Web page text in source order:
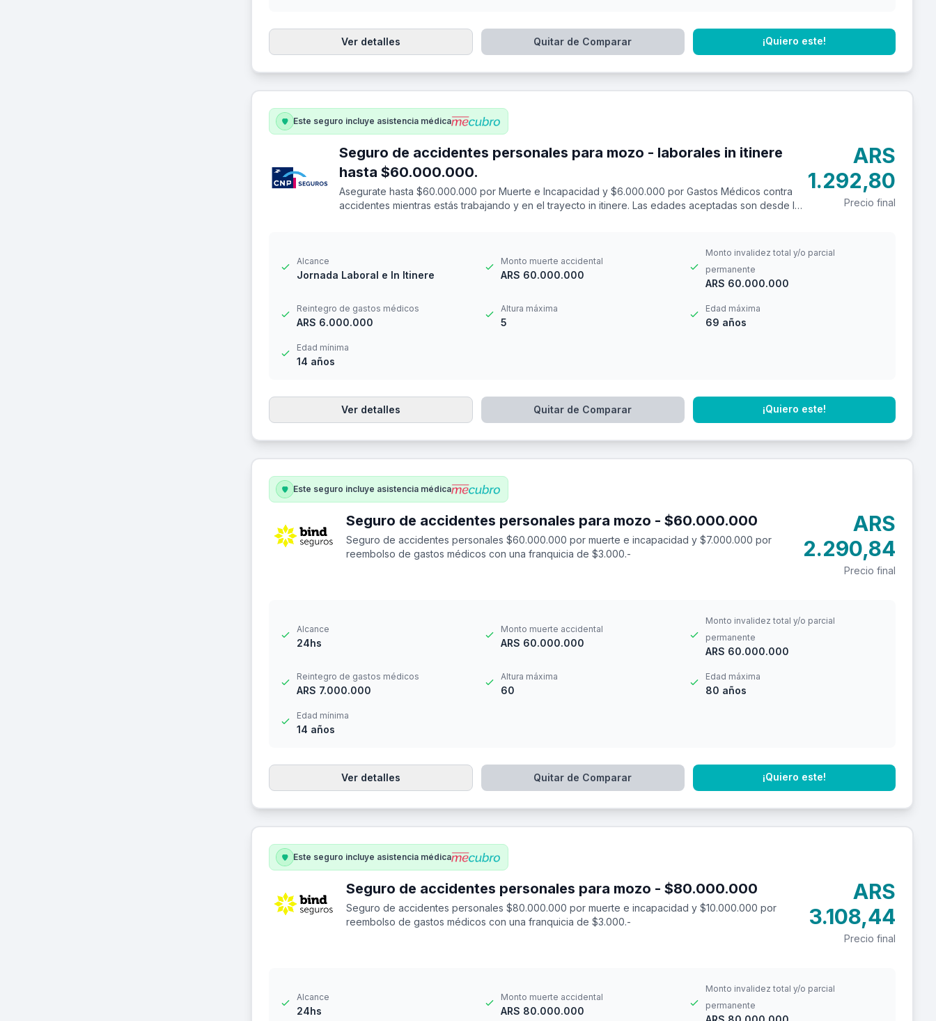
Ver detalles Quitar de Comparar ¡Quiero este!
Este seguro incluye asistencia médica
Seguro de accidentes personales para mozo - laborales in itinere
hasta $60.000.000.
Asegurate hasta $60.000.000 por Muerte e Incapacidad y $6.000.000 por Gastos Médicos contra
accidentes mientras estás trabajando y en el trayecto in itinere. Las edades aceptadas son desde los
ARS
1.292,80
Precio final
Alcance
Jornada Laboral e In Itinere
Monto muerte accidental
ARS 60.000.000
Monto invalidez total y/o parcial
permanente
ARS 60.000.000
Reintegro de gastos médicos
ARS 6.000.000
Altura máxima
5
Edad máxima
69 años
Edad mínima
14 años
Ver detalles Quitar de Comparar ¡Quiero este!
Este seguro incluye asistencia médica
Seguro de accidentes personales para mozo - $60.000.000
Seguro de accidentes personales $60.000.000 por muerte e incapacidad y $7.000.000 por
reembolso de gastos médicos con una franquicia de $3.000.-
ARS
2.290,84
Precio final
Alcance
24hs
Monto muerte accidental
ARS 60.000.000
Monto invalidez total y/o parcial
permanente
ARS 60.000.000
Reintegro de gastos médicos
ARS 7.000.000
Altura máxima
60
Edad máxima
80 años
Edad mínima
14 años
Ver detalles Quitar de Comparar ¡Quiero este!
Este seguro incluye asistencia médica
Seguro de accidentes personales para mozo - $80.000.000
Seguro de accidentes personales $80.000.000 por muerte e incapacidad y $10.000.000 por
reembolso de gastos médicos con una franquicia de $3.000.-
ARS
3.108,44
Precio final
Alcance
24hs
Monto muerte accidental
ARS 80.000.000
Monto invalidez total y/o parcial
permanente